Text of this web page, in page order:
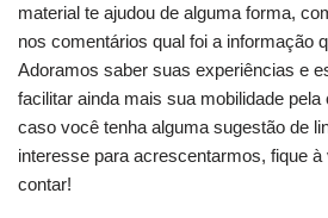
material te ajudou de alguma forma,
nos comentários qual foi a informação
Adoramos saber suas experiências e
facilitar ainda mais sua mobilidade pela
caso você tenha alguma sugestão de
interesse para acrescentarmos, fique à
contar!